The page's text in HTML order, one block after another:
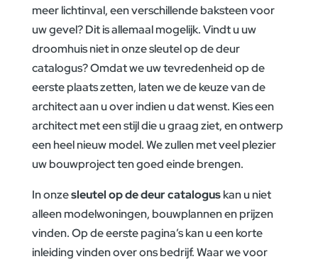
meer lichtinval, een verschillende baksteen voor
uw gevel? Dit is allemaal mogelijk. Vindt u uw
droomhuis niet in onze sleutel op de deur
catalogus? Omdat we uw tevredenheid op de
eerste plaats zetten, laten we de keuze van de
architect aan u over indien u dat wenst. Kies een
architect met een stijl die u graag ziet, en ontwerp
een heel nieuw model. We zullen met veel plezier
uw bouwproject ten goed einde brengen.
In onzesleutel op de deur cataloguskan u niet
alleen modelwoningen, bouwplannen en prijzen
vinden. Op de eerste pagina’s kan u een korte
inleiding vinden over ons bedrijf. Waar we voor